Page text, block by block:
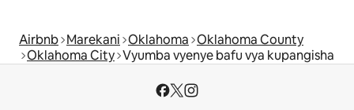
Airbnb Marekani Oklahoma Oklahoma County
Oklahoma City Vyumba vyenye bafu vya kupangisha